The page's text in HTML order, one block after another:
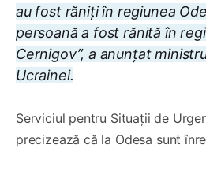
au fost răniți în regiunea
persoană a fost rănită în
Cernigov”, a anunțat
Ucrainei.
Serviciul pentru Situații de
precizează că la Odesa sunt